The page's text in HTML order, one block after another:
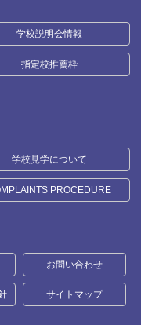
学校説明会情報
指定校推薦枠
学校見学について
PROCEDURE
お問い合わせ
サイトマップ